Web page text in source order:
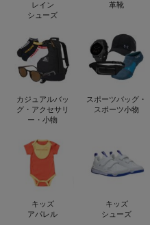
レイン
シューズ
革靴
カジュアルバッ
グ・アクセサリ
ー・小物
スポーツバッグ・
スポーツ小物
キッズ
アパレル
キッズ
シューズ